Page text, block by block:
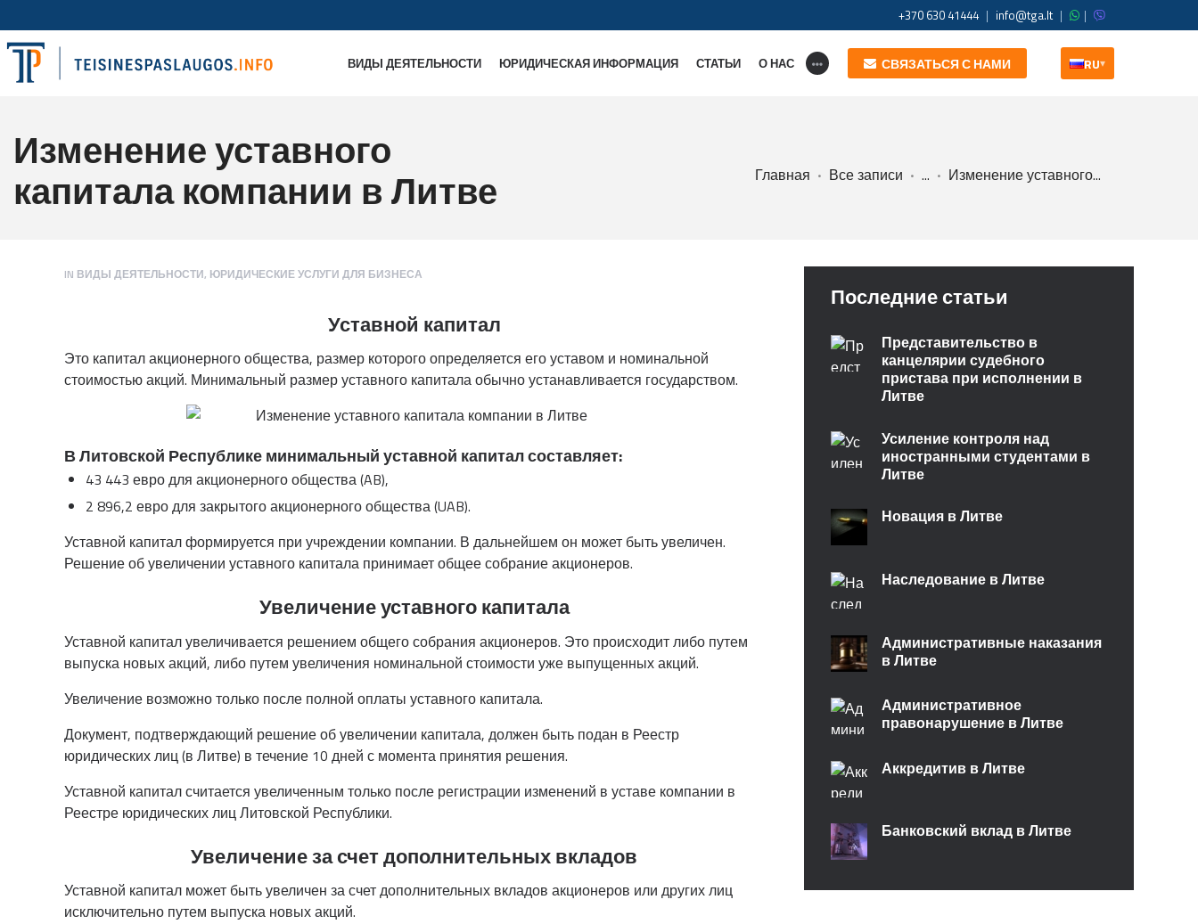
+370 630 41444 | info@tga.lt | |
ВИДЫ ДЕЯТЕЛЬНОСТИ ЮРИДИЧЕСКАЯ ИНФОРМАЦИЯ СТАТЬИ О НАС СВЯЗАТЬСЯ С НАМИ RU▾
Изменение уставного
капитала компании в Литве Главная Все записи ... Изменение уставного...
IN ВИДЫ ДЕЯТЕЛЬНОСТИ, ЮРИДИЧЕСКИЕ УСЛУГИ ДЛЯ БИЗНЕСА
Уставной капитал
Это капитал акционерного общества, размер которого определяется его уставом и номинальной
стоимостью акций. Минимальный размер уставного капитала обычно устанавливается государством.
В Литовской Республике минимальный уставной капитал составляет:
43 443 евро для акционерного общества (AB),
2 896,2 евро для закрытого акционерного общества (UAB).
Уставной капитал формируется при учреждении компании. В дальнейшем он может быть увеличен.
Решение об увеличении уставного капитала принимает общее собрание акционеров.
Увеличение уставного капитала
Уставной капитал увеличивается решением общего собрания акционеров. Это происходит либо путем
выпуска новых акций, либо путем увеличения номинальной стоимости уже выпущенных акций.
Увеличение возможно только после полной оплаты уставного капитала.
Документ, подтверждающий решение об увеличении капитала, должен быть подан в Реестр
юридических лиц (в Литве) в течение 10 дней с момента принятия решения.
Уставной капитал считается увеличенным только после регистрации изменений в уставе компании в
Реестре юридических лиц Литовской Республики.
Увеличение за счет дополнительных вкладов
Уставной капитал может быть увеличен за счет дополнительных вкладов акционеров или других лиц
исключительно путем выпуска новых акций.
Последние статьи
Представительство в
канцелярии судебного
пристава при исполнении в
Литве
Усиление контроля над
иностранными студентами в
Литве
Новация в Литве
Наследование в Литве
Административные наказания
в Литве
Административное
правонарушение в Литве
Аккредитив в Литве
Банковский вклад в Литве